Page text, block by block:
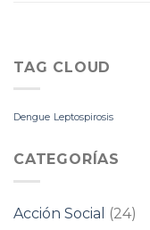
TAG CLOUD
Dengue Leptospirosis
CATEGORÍAS
Acción Social (24)